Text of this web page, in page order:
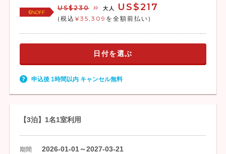
6%OFF
US$230 大人 US$217
(税込 ¥35,309 を全額前払い)
日付を選ぶ
申込後 1時間以内 キャンセル無料
【3泊】1名1室利用
期間 2026-01-01～2027-03-21